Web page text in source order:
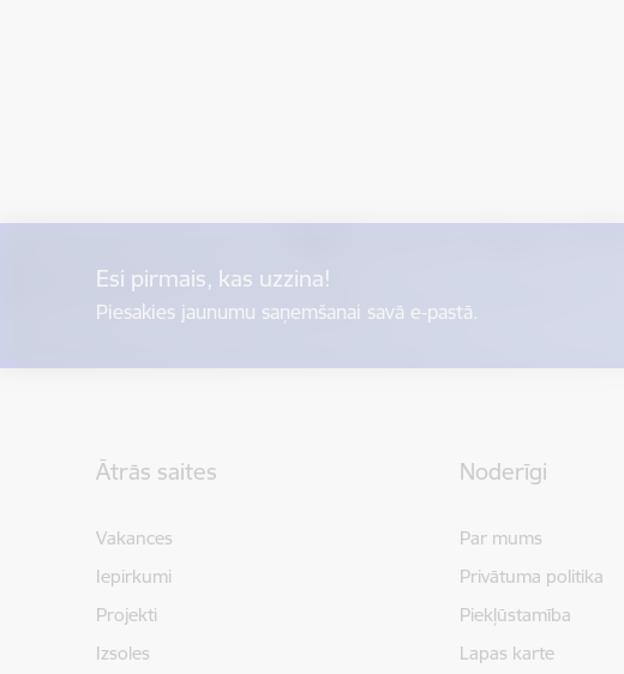
Esi pirmais, kas uzzina!
Piesakies jaunumu saņemšanai savā e-pastā.
Ātrās saites
Vakances
Iepirkumi
Projekti
Izsoles
Noderīgi
Par mums
Privātuma politika
Piekļūstamība
Lapas karte